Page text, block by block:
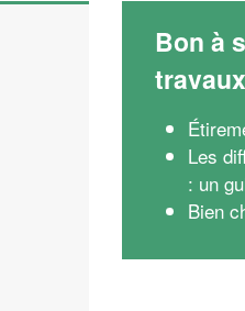
Bon à
travaux
Les
: un
Bien